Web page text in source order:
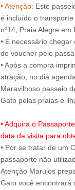
• Atenção: Este
é incluído o
nº14, Praia Alegre em
• É necessário
do voucher pelo
• Após a compra
atração, no dia
Maravilhoso passeio
• Adquira o
data da visita para
• Por se tratar de um
passaporte não
Atenção Marujos
Gato você encontrará